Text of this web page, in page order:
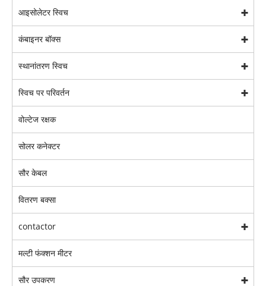
आइसोलेटर स्विच
कंबाइनर बॉक्स
स्थानांतरण स्विच
स्विच पर परिवर्तन
वोल्टेज रक्षक
सोलर कनेक्टर
सौर केबल
वितरण बक्सा
contactor
मल्टी फंक्शन मीटर
सौर उपकरण